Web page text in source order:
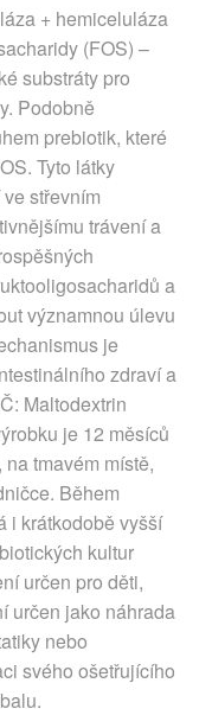
+ hemiceluláza
(FOS) –
substráty pro
Podobně
prebiotik, které
Tyto látky
střevním
trávení a
a
významnou úlevu
je
zdraví a
Maltodextrin
je 12 měsíců
tmavém místě,
Během
i krátkodobě vyšší
kultur
určen pro děti,
určen jako náhrada
nebo
svého ošetřujícího